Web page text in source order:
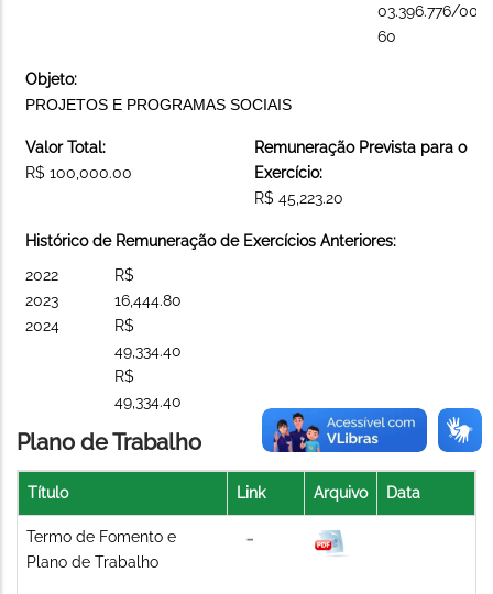
03.396.776/
60
Objeto:
PROJETOS E PROGRAMAS SOCIAIS
Valor Total:
R$ 100,000.00
Remuneração Prevista para o
Exercício:
R$ 45,223.20
Histórico de Remuneração de Exercícios Anteriores:
2022
2023
2024
R$
16,444.80
R$
49,334.40
R$
49,334.40
Plano de Trabalho
Título Link Arquivo Data
Termo de Fomento e
Plano de Trabalho